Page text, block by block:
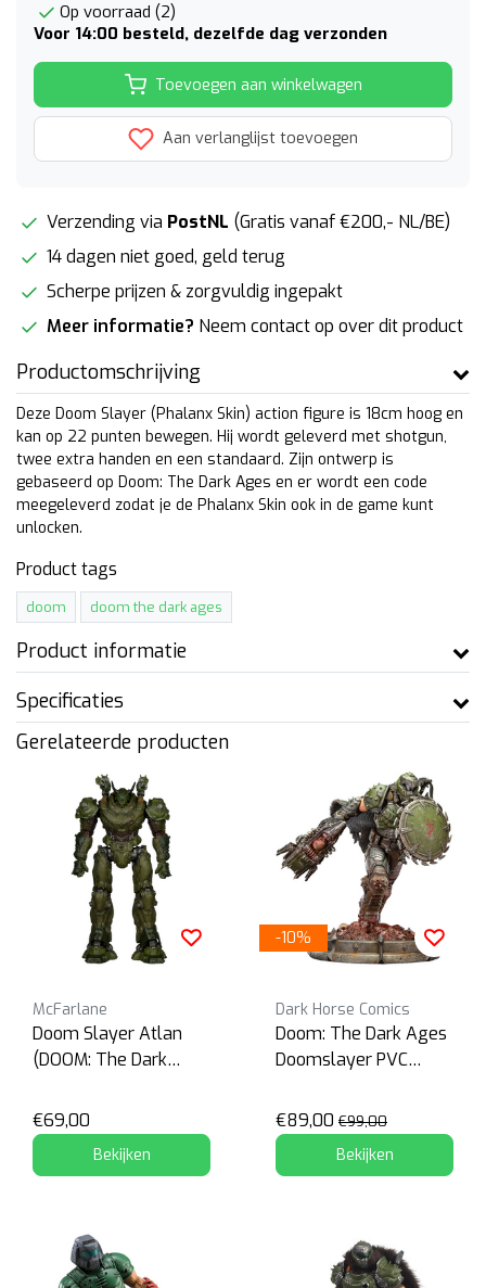
Op voorraad (2)
Voor 14:00 besteld, dezelfde dag verzonden
Toevoegen aan winkelwagen
Aan verlanglijst toevoegen
Verzending via PostNL (Gratis vanaf €200,- NL/BE)
14 dagen niet goed, geld terug
Scherpe prijzen & zorgvuldig ingepakt
Meer informatie? Neem contact op over dit product
Productomschrijving
Deze Doom Slayer (Phalanx Skin) action figure is 18cm hoog en
kan op 22 punten bewegen. Hij wordt geleverd met shotgun,
twee extra handen en een standaard. Zijn ontwerp is
gebaseerd op Doom: The Dark Ages en er wordt een code
meegeleverd zodat je de Phalanx Skin ook in de game kunt
unlocken.
Product tags
doom doom the dark ages
Product informatie
Specificaties
Gerelateerde producten
McFarlane
Doom Slayer Atlan
(DOOM: The Dark
€69,00
Bekijken
-10%
Dark Horse Comics
Doom: The Dark Ages
Doomslayer PVC
€89,00 €99,00
Bekijken